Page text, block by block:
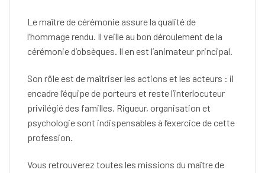
Le maître de cérémonie assure la qualité de
l’hommage rendu. Il veille au bon déroulement de la
cérémonie d’obsèques. Il en est l’animateur principal.
Son rôle est de maîtriser les actions et les acteurs : il
encadre l’équipe de porteurs et reste l’interlocuteur
privilégié des familles. Rigueur, organisation et
psychologie sont indispensables à l’exercice de cette
profession.
Vous retrouverez toutes les missions du maître de